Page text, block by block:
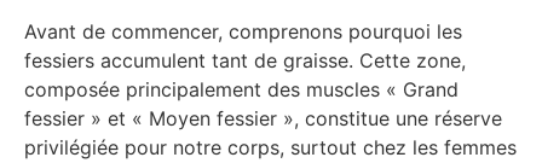
Avant de commencer, comprenons pourquoi les
fessiers accumulent tant de graisse. Cette zone,
composée principalement des muscles « Grand
fessier » et « Moyen fessier », constitue une réserve
privilégiée pour notre corps, surtout chez les femmes